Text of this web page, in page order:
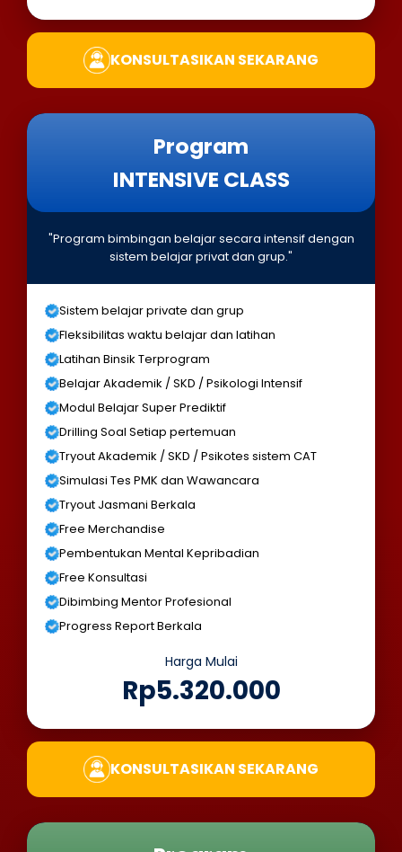
KONSULTASIKAN SEKARANG
Program
INTENSIVE CLASS
"Program bimbingan belajar secara intensif dengan
sistem belajar privat dan grup."
Sistem belajar private dan grup
Fleksibilitas waktu belajar dan latihan
Latihan Binsik Terprogram
Belajar Akademik / SKD / Psikologi Intensif
Modul Belajar Super Prediktif
Drilling Soal Setiap pertemuan
Tryout Akademik / SKD / Psikotes sistem CAT
Simulasi Tes PMK dan Wawancara
Tryout Jasmani Berkala
Free Merchandise
Pembentukan Mental Kepribadian
Free Konsultasi
Dibimbing Mentor Profesional
Progress Report Berkala
Harga Mulai
Rp5.320.000
KONSULTASIKAN SEKARANG